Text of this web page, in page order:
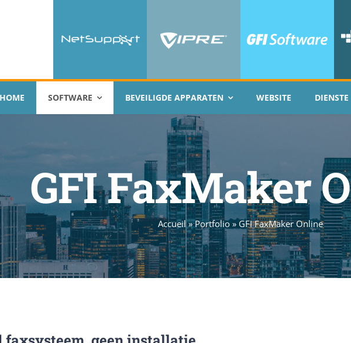
HOME SOFTWARE BEVEILIGDE APPARATEN WEBSITE DIENSTE
GFI FaxMaker
Accueil»Portfolio » GFI FaxMaker Online